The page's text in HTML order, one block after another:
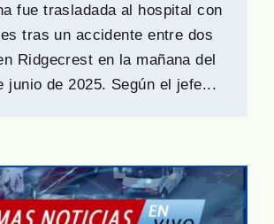
fue trasladada al hospital con
tras un accidente entre dos
Ridgecrest en la mañana del
junio de 2025. Según el jefe...